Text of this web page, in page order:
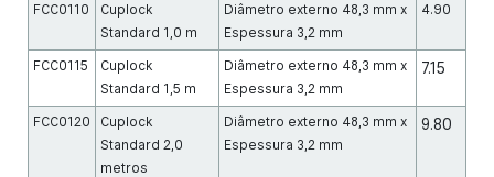
FCC0110
Cuplock
Standard 1,0 m
Diâmetro externo 48,3 mm x
Espessura 3,2 mm
4.90
FCC0115
Cuplock
Standard 1,5 m
Diâmetro externo 48,3 mm x
Espessura 3,2 mm
7.15
FCC0120
Cuplock
Standard 2,0
metros
Diâmetro externo 48,3 mm x
Espessura 3,2 mm
9.80